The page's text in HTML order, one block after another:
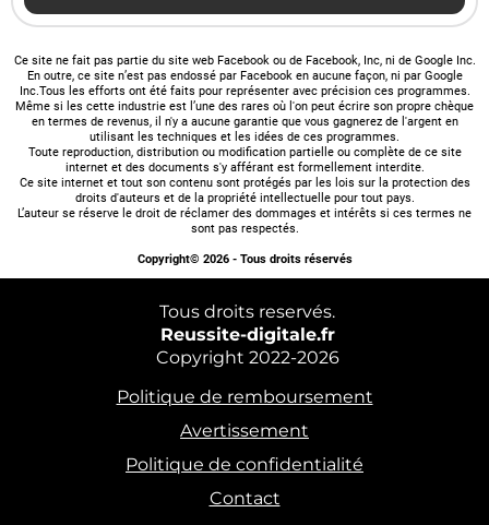
Ce site ne fait pas partie du site web Facebook ou de Facebook, Inc, ni de Google Inc.
En outre, ce site n’est pas endossé par Facebook en aucune façon, ni par Google
Inc.Tous les efforts ont été faits pour représenter avec précision ces programmes.
Même si les cette industrie est l’une des rares où l'on peut écrire son propre chèque
en termes de revenus, il n'y a aucune garantie que vous gagnerez de l'argent en
utilisant les techniques et les idées de ces programmes.
Toute reproduction, distribution ou modification partielle ou complète de ce site
internet et des documents s'y afférant est formellement interdite.
Ce site internet et tout son contenu sont protégés par les lois sur la protection des
droits d'auteurs et de la propriété intellectuelle pour tout pays.
L’auteur se réserve le droit de réclamer des dommages et intérêts si ces termes ne
sont pas respectés.
Copyright© 2026 - Tous droits réservés
Tous droits reservés.
Reussite-digitale.fr
Copyright 2022-2026
Politique de remboursement
Avertissement
Politique de confidentialité
Contact